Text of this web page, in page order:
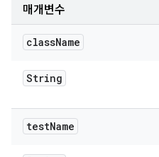
매개변수
className
String
testName